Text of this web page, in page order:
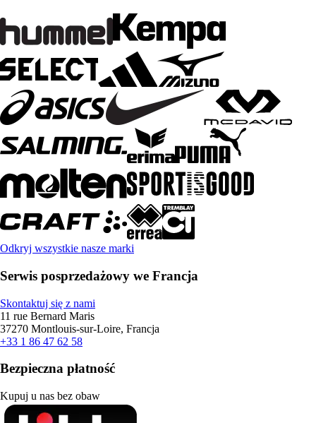
Odkryj wszystkie nasze marki
Serwis posprzedażowy we Francja
Skontaktuj się z nami
11 rue Bernard Maris
37270 Montlouis-sur-Loire, Francja
+33 1 86 47 62 58
Bezpieczna płatność
Kupuj u nas bez obaw